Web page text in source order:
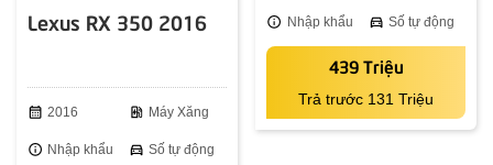
Lexus RX 350 2016
calendar_month 2016 ev_station Máy Xăng
info Nhập khẩu directions_car Số tự động
info Nhập khẩu directions_car Số tự động
439 Triệu
Trả trước 131 Triệu